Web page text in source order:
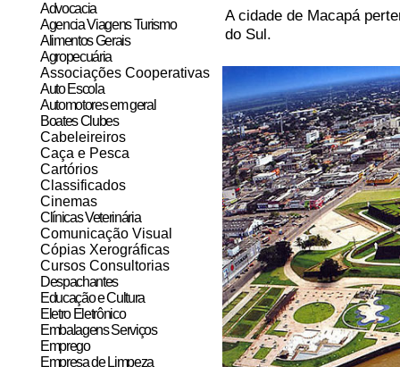
Advocacia
Agencia Viagens Turismo
Alimentos Gerais
Agropecuária
Associações Cooperativas
Auto Escola
Automotores em geral
Boates Clubes
Cabeleireiros
Caça e Pesca
Cartórios
Classificados
Cinemas
Clínicas Veterinária
Comunicação Visual
Cópias Xerográficas
Cursos Consultorias
Despachantes
Educação e Cultura
Eletro Eletrônico
Embalagens Serviços
Emprego
Empresa de Limpeza
A cidade de Macapá
do Sul.